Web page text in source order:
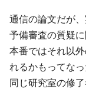
通信の論文だが、
予備審査の質疑
本番ではそれ以
れるかもってなっ
同じ研究室の修